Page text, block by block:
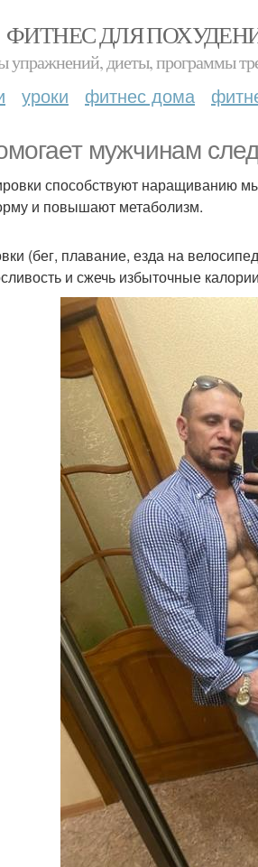
ФИТНЕС ДЛЯ
упражнений, диеты, программы
уроки фитнес дома
мужчинам
способствуют наращиванию
и повышают метаболизм.
(бег, плавание, езда на
и сжечь избыточные